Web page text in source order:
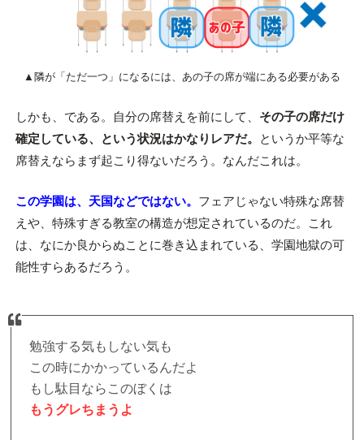
▲隣が「ただ一つ」になるには、あの子の席が端にある必要がある
しかも、である。自分の席替えを前にして、 その子の席だけ
確定している、という状況はかなりレアだ。
というか平等な
席替えならまず起こり得ないだろう。なんだこれは。
この学園は、天国などではない。 フェアじゃない特殊な席替
えや、特殊すぎる教室の構造が想定されているのだ。これ
は、なにか良からぬことに巻き込まれている、学園地獄の可
能性すらあるだろう。
勉強する気もしない気も
この時にかかっているんだよ
もし駄目ならこのぼくは
もうグレちまうよ